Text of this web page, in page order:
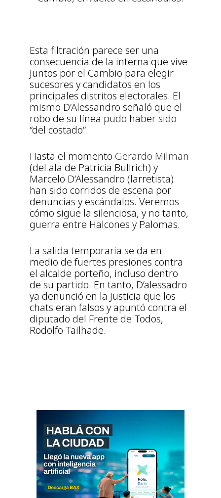
Esta filtración parece ser una
consecuencia de la interna que vive
Juntos por el Cambio para elegir
sucesores y candidatos en los
principales distritos electorales. El
mismo D’Alessandro señaló que el
robo de su línea pudo haber sido
“del costado”.
Hasta el momento Gerardo Milman
(del ala de Patricia Bullrich) y
Marcelo D’Alessandro (larretista)
han sido corridos de escena por
denuncias y escándalos. Veremos
cómo sigue la silenciosa, y no tanto,
guerra entre Halcones y Palomas.
La salida temporaria se da en
medio de fuertes presiones contra
el alcalde porteño, incluso dentro
de su partido. En tanto, D’alessadro
ya denunció en la Justicia que los
chats eran falsos y apuntó contra el
diputado del Frente de Todos,
Rodolfo Tailhade.